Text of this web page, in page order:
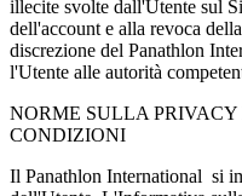
illecite svolte dall'Utente sul
dell'account e alla revoca
discrezione del Panathlon
l'Utente alle autorità
NORME SULLA
CONDIZIONI
Il Panathlon International si